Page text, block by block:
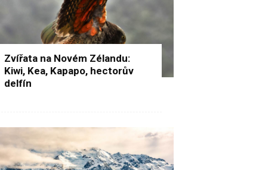
Zvířata na Novém Zélandu:
Kiwi, Kea, Kapapo, hectorův
delfín